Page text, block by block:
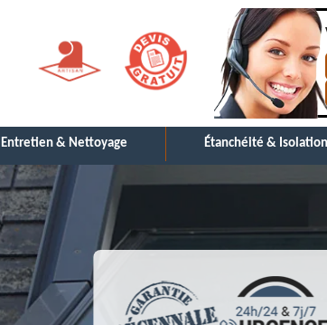
Entretien & Nettoyage Étanchéité & Isolation